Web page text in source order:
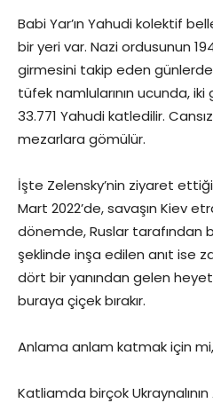
Babi Yar’ın Yahudi kolektif
bir yeri var. Nazi ordusunun
girmesini takip eden
tüfek namlularının ucunda,
33.771 Yahudi katledilir.
mezarlara gömülür.
İşte Zelensky’nin ziyaret
Mart 2022’de, savaşın Kiev
dönemde, Ruslar tarafından
şeklinde inşa edilen anıt ise
dört bir yanından gelen
buraya çiçek bırakır.
Anlama anlam katmak için
Katliamda birçok